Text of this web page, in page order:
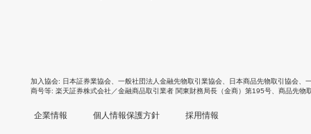
加入協会 日本証券業協会 一般社団法人金融先物取引業協会 日本商品先物取引協会
商号等 楽天証券株式会社／金融商品取引業者 関東財務局長（金商）第195号、商品先物
企業情報 個人情報保護方針 採用情報